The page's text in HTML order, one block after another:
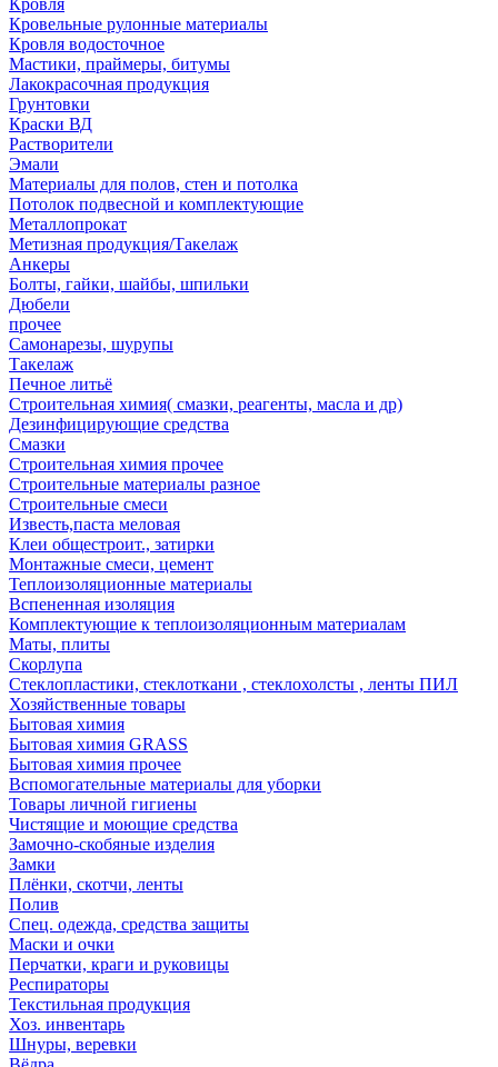
Кровля
Кровельные рулонные материалы
Кровля водосточное
Мастики, праймеры, битумы
Лакокрасочная продукция
Грунтовки
Краски ВД
Растворители
Эмали
Материалы для полов, стен и потолка
Потолок подвесной и комплектующие
Металлопрокат
Метизная продукция/Такелаж
Анкеры
Болты, гайки, шайбы, шпильки
Дюбели
прочее
Самонарезы, шурупы
Такелаж
Печное литьё
Строительная химия( смазки, реагенты, масла и др)
Дезинфицирующие средства
Смазки
Строительная химия прочее
Строительные материалы разное
Строительные смеси
Известь,паста меловая
Клеи общестроит., затирки
Монтажные смеси, цемент
Теплоизоляционные материалы
Вспененная изоляция
Комплектующие к теплоизоляционным материалам
Маты, плиты
Скорлупа
Стеклопластики, стеклоткани , стеклохолсты , ленты ПИЛ
Хозяйственные товары
Бытовая химия
Бытовая химия GRASS
Бытовая химия прочее
Вспомогательные материалы для уборки
Товары личной гигиены
Чистящие и моющие средства
Замочно-скобяные изделия
Замки
Плёнки, скотчи, ленты
Полив
Спец. одежда, средства защиты
Маски и очки
Перчатки, краги и руковицы
Респираторы
Текстильная продукция
Хоз. инвентарь
Шнуры, веревки